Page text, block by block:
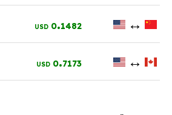
↔
0.1482
USD
↔
0.7173
USD